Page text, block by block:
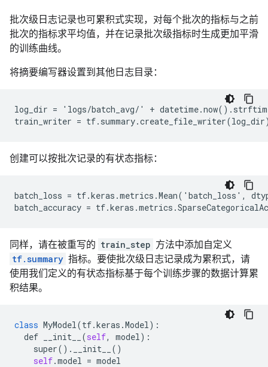
批次级日志记录也可累积式实现，对每个批次的指标与之前
批次的指标求平均值，并在记录批次级指标时生成更加平滑
的训练曲线。
将摘要编写器设置到其他日志目录：
log_dir = 'logs/batch_avg/' +
创建可以按批次记录的有状态指标：
batch_loss = tf.keras .metrics .Mean( ' batch_loss ' ,
batch_accuracy = tf.keras .metrics .
同样，请在被重写的 train_step 方法中添加自定义
tf.summary 指标。要使批次级日志记录成为累积式，请
使用我们定义的有状态指标基于每个训练步骤的数据计算累
积结果。
class MyModel(tf.keras .Model):
def
__init__ (self, model):
super() . __init__
()
self.model = model